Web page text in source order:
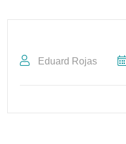
Eduard Rojas